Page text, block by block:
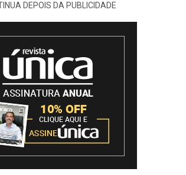
DEPOIS DA PUBLICIDADE